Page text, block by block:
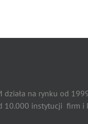
działa na rynku od
10.000 instytucji firm i